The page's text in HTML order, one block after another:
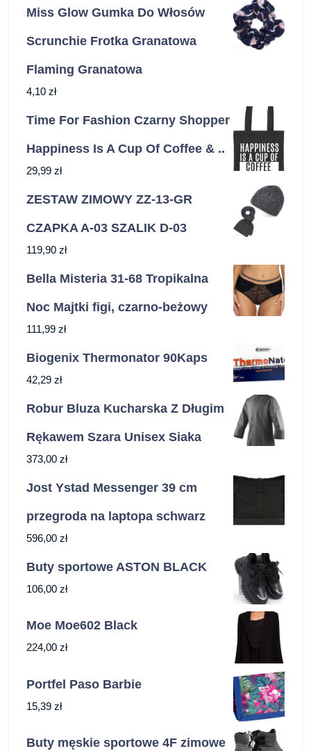
Miss Glow Gumka Do Włosów
Scrunchie Frotka Granatowa
Flaming Granatowa
4,10 zł
Time For Fashion Czarny Shopper
Happiness Is A Cup Of Coffee & ..
29,99 zł
ZESTAW ZIMOWY ZZ-13-GR
CZAPKA A-03 SZALIK D-03
119,90 zł
Bella Misteria 31-68 Tropikalna
Noc Majtki figi, czarno-beżowy
111,99 zł
Biogenix Thermonator 90Kaps
42,29 zł
Robur Bluza Kucharska Z Długim
Rękawem Szara Unisex Siaka
373,00 zł
Jost Ystad Messenger 39 cm
przegroda na laptopa schwarz
596,00 zł
Buty sportowe ASTON BLACK
106,00 zł
Moe Moe602 Black
224,00 zł
Portfel Paso Barbie
15,39 zł
Buty męskie sportowe 4F zimowe